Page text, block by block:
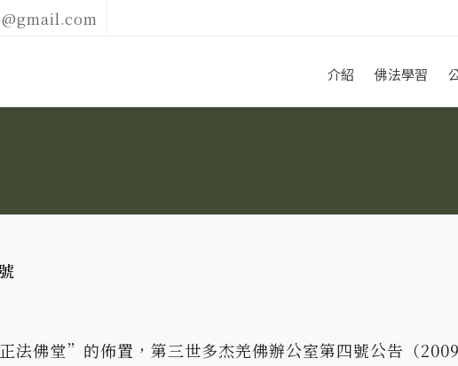
介紹 佛法學習
法佛堂”的佈置，第三世多杰羌佛辦公室第四號公告（